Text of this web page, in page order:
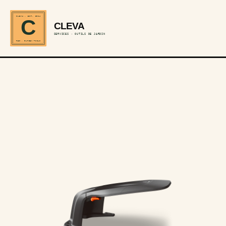
C
CLEVA · EST. 2024
REF · GARDEN TOOLS
CLEVA
SERVICES · OUTILS DE JARDIN